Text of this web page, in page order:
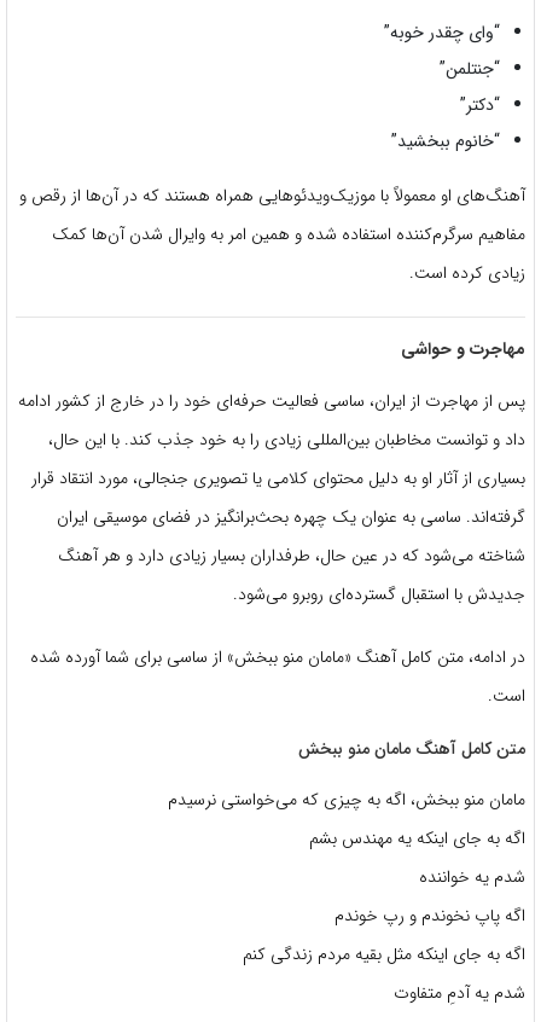
“وای چقدر خوبه”
“جنتلمن”
“دکتر”
“خانوم ببخشید”
آهنگ‌های او معمولاً با موزیک‌ویدئوهایی همراه هستند که در آن‌ها از رقص و
مفاهیم سرگرم‌کننده استفاده شده و همین امر به وایرال شدن آن‌ها کمک
زیادی کرده است.
مهاجرت و حواشی
پس از مهاجرت از ایران، ساسی فعالیت حرفه‌ای خود را در خارج از کشور ادامه
داد و توانست مخاطبان بین‌المللی زیادی را به خود جذب کند. با این حال،
بسیاری از آثار او به دلیل محتوای کلامی یا تصویری جنجالی، مورد انتقاد قرار
گرفته‌اند. ساسی به عنوان یک چهره بحث‌برانگیز در فضای موسیقی ایران
شناخته می‌شود که در عین حال، طرفداران بسیار زیادی دارد و هر آهنگ
جدیدش با استقبال گسترده‌ای روبرو می‌شود.
در ادامه، متن کامل آهنگ «مامان منو ببخش» از ساسی برای شما آورده شده
است.
متن کامل آهنگ مامان منو ببخش
مامان منو ببخش، اگه به چیزی که می‌خواستی نرسیدم
اگه به جای اینکه یه مهندس بشم
شدم یه خواننده
اگه پاپ نخوندم و رپ خوندم
اگه به جای اینکه مثل بقیه مردم زندگی کنم
شدم یه آدمِ متفاوت